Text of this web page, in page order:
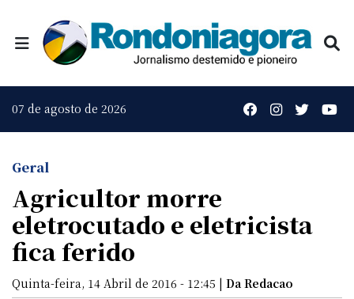
07 de agosto de 2026
Geral
Agricultor morre
eletrocutado e eletricista
fica ferido
Quinta-feira, 14 Abril de 2016 - 12:45 | Da Redacao